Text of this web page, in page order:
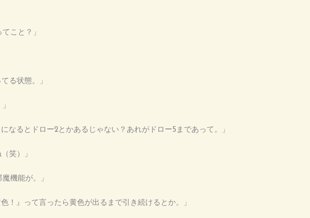
こと？」
る状態。」
なるとドロー2とかあるじゃない？あれがドロー5まであって。」
笑）」
機能が。」
！』って言ったら黄色が出るまで引き続けるとか。」